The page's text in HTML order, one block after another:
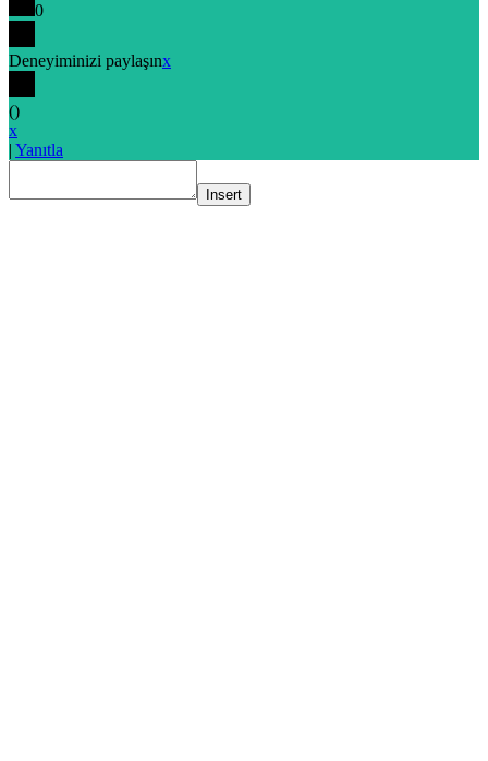
0
Deneyiminizi paylaşınx
()
x
| Yanıtla
Insert